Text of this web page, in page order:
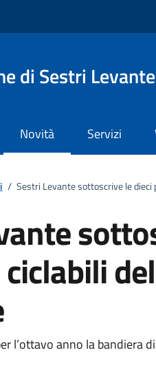
di Sestri Levante
Novità Servizi
/ Sestri Levante sottoscrive le dieci
notizia
l’ottavo anno la bandiera